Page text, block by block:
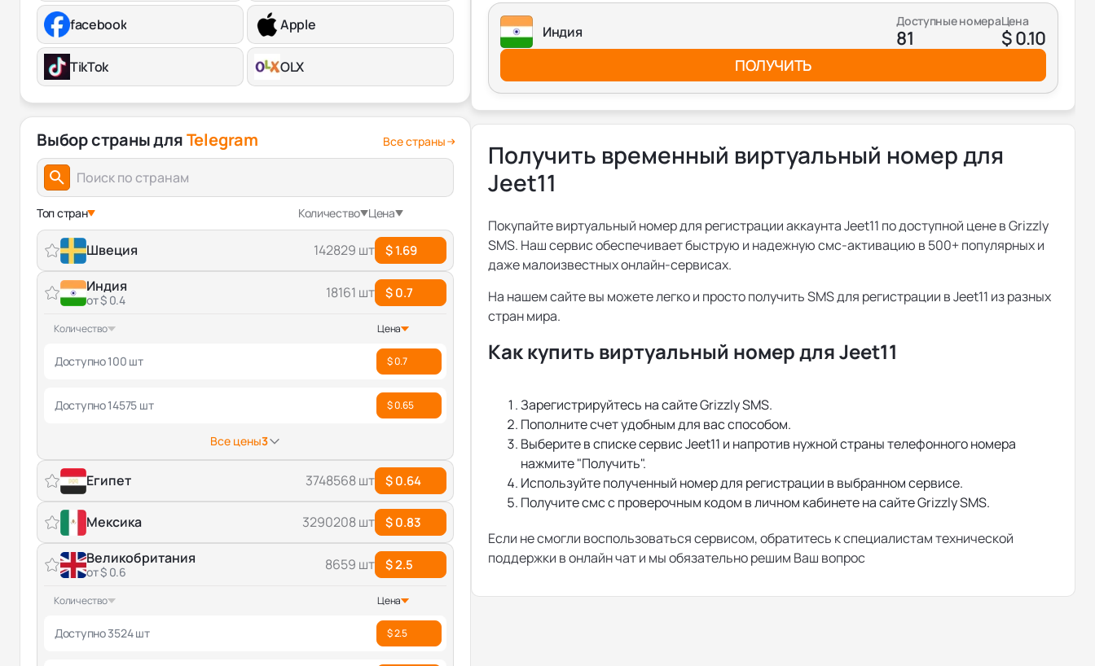
facebook Apple
TikTok OLX
Выбор страны дляTelegram Все страны
Топ стран Количество Цена
Швеция 142829 шт $ 1.69
Индия
от $ 0.4 18161 шт $ 0.7
Количество Цена
Доступно 100 шт $ 0.7
Доступно 14575 шт $ 0.65
Все цены3
Египет 3748568 шт $ 0.64
Мексика 3290208 шт $ 0.83
Великобритания
от $ 0.6 8659 шт $ 2.5
Количество Цена
Доступно 3524 шт $ 2.5
Индия
Доступные номера
81
Цена
$ 0.10
ПОЛУЧИТЬ
Получить временный виртуальный номер для
Jeet11
Покупайте виртуальный номер для регистрации аккаунта Jeet11 по доступной цене в Grizzly
SMS. Наш сервис обеспечивает быструю и надежную смс-активацию в 500+ популярных и
даже малоизвестных онлайн-сервисах.
На нашем сайте вы можете легко и просто получить SMS для регистрации в Jeet11 из разных
стран мира.
Как купить виртуальный номер для Jeet11
Зарегистрируйтесь на сайте Grizzly SMS.
Пополните счет удобным для вас способом.
Выберите в списке сервис Jeet11 и напротив нужной страны телефонного номера
нажмите "Получить".
Используйте полученный номер для регистрации в выбранном сервисе.
Получите смс с проверочным кодом в личном кабинете на сайте Grizzly SMS.
Если не смогли воспользоваться сервисом, обратитесь к специалистам технической
поддержки в онлайн чат и мы обязательно решим Ваш вопрос